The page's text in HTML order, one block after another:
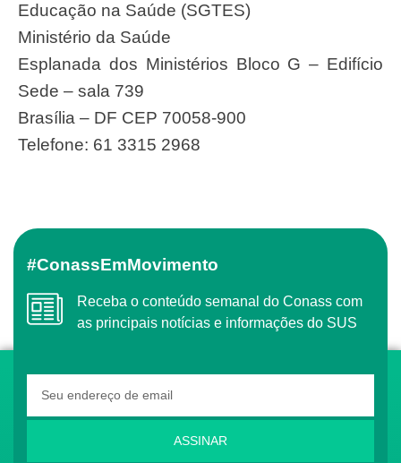
Educação na Saúde (SGTES)
Ministério da Saúde
Esplanada dos Ministérios Bloco G – Edifício
Sede – sala 739
Brasília – DF CEP 70058-900
Telefone: 61 3315 2968
#ConassEmMovimento
Receba o conteúdo semanal do Conass com
as principais notícias e informações do SUS
ASSINAR